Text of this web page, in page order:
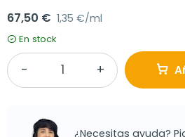
67,50 € 1,35 €/ml
En stock
¿Necesitas ayuda?